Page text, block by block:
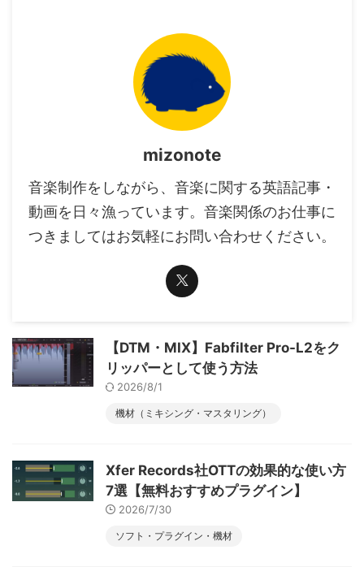
mizonote
音楽制作をしながら、音楽に関する英語記事・
動画を日々漁っています。音楽関係のお仕事に
つきましてはお気軽にお問い合わせください。
【DTM・MIX】Fabfilter Pro-L2をク
リッパーとして使う方法
2026/8/1
機材（ミキシング・マスタリング）
Xfer Records社OTTの効果的な使い方
7選【無料おすすめプラグイン】
2026/7/30
ソフト・プラグイン・機材